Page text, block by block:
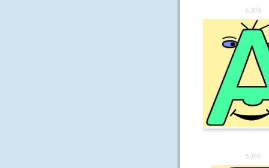
A.JPG
5.JPG